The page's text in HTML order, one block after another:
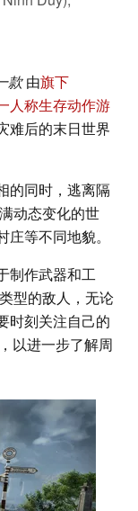
款由旗下
人称生存动作游
难后的末日世界
的同时，逃离隔
动态变化的世
等不同地貌。
制作武器和工
型的敌人，无论
时刻关注自己的
以进一步了解周